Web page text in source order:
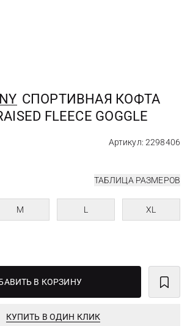
СПОРТИВНАЯ КОФТА
FLEECE GOGGLE
Артикул: 2298406
ТАБЛИЦА РАЗМЕРОВ
M L XL
В КОРЗИНУ
КУПИТЬ В ОДИН КЛИК